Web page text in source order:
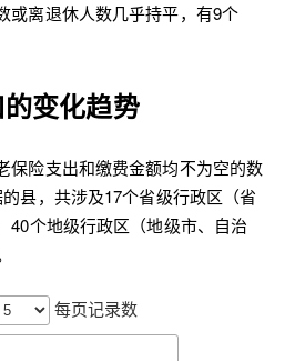
或离退休人数几乎持平，有9个
变化趋势
保险支出和缴费金额均不为空的数
县，共涉及17个省级行政区（省
40个地级行政区（地级市、自治
每页记录数